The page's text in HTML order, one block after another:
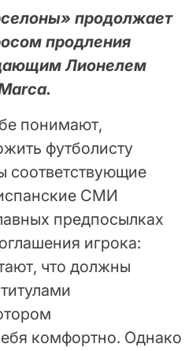
продолжает
продления
Лионелем
понимают,
футболисту
соответствующие
СМИ
предпосылках
игрока:
что должны
комфортно. Однако